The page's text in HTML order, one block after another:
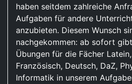
haben seitdem zahlreiche
Aufgaben für andere
anzubieten. Diesem Wunsch
nachgekommen: ab sofort
Übungen für die Fächer
Französisch, Deutsch, DaZ,
Informatik in unserem